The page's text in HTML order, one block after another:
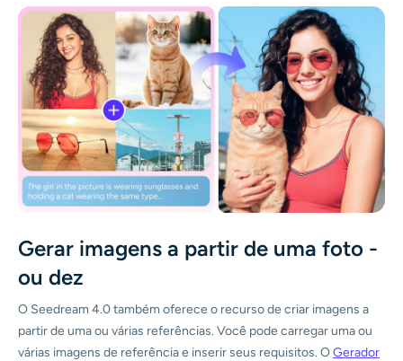
Gerar imagens a partir de uma foto -
ou dez
O Seedream 4.0 também oferece o recurso de criar imagens a
partir de uma ou várias referências. Você pode carregar uma ou
várias imagens de referência e inserir seus requisitos. OGerador